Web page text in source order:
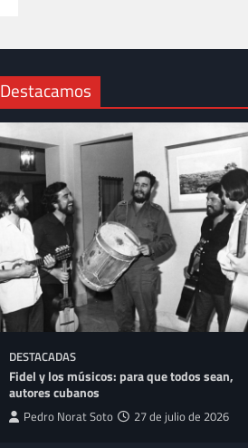
Destacamos
DESTACADAS
Fidel y los músicos: para que todos sean,
autores cubanos
Pedro Norat Soto 27 de julio de 2026